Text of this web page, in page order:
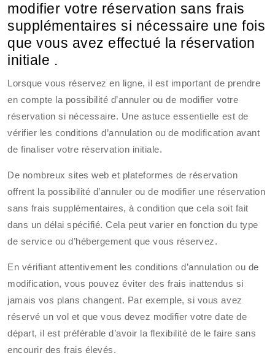
modifier votre réservation sans frais
supplémentaires si nécessaire une fois
que vous avez effectué la réservation
initiale .
Lorsque vous réservez en ligne, il est important de prendre
en compte la possibilité d’annuler ou de modifier votre
réservation si nécessaire. Une astuce essentielle est de
vérifier les conditions d’annulation ou de modification avant
de finaliser votre réservation initiale.
De nombreux sites web et plateformes de réservation
offrent la possibilité d’annuler ou de modifier une réservation
sans frais supplémentaires, à condition que cela soit fait
dans un délai spécifié. Cela peut varier en fonction du type
de service ou d’hébergement que vous réservez.
En vérifiant attentivement les conditions d’annulation ou de
modification, vous pouvez éviter des frais inattendus si
jamais vos plans changent. Par exemple, si vous avez
réservé un vol et que vous devez modifier votre date de
départ, il est préférable d’avoir la flexibilité de le faire sans
encourir des frais élevés.